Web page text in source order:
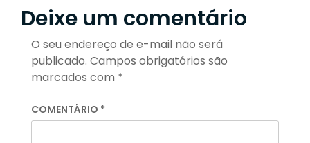
Deixe um comentário
O seu endereço de e-mail não será
publicado. Campos obrigatórios são
marcados com *
COMENTÁRIO *